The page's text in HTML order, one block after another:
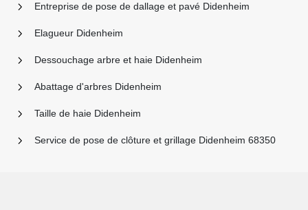
Entreprise de pose de dallage et pavé Didenheim
Elagueur Didenheim
Dessouchage arbre et haie Didenheim
Abattage d'arbres Didenheim
Taille de haie Didenheim
Service de pose de clôture et grillage Didenheim 68350